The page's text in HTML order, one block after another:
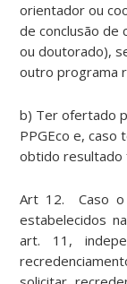
orientador ou
de conclusão de
ou doutorado),
outro programa
b) Ter ofertado
PPGEco e, caso
obtido resultado
Art 12. Caso o
estabelecidos
art. 11,